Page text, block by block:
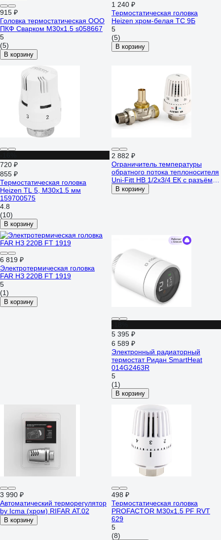
915 ₽
Головка термостатическая ООО
ПКФ Сварком М30x1.5 s058667
5
(5)
В корзину
1 240 ₽
Термостатическая головка
Heizen хром-белая TC 9Б
5
(5)
В корзину
720 ₽
855 ₽
Термостатическая головка
Heizen TL 5, M30x1.5 мм
159700575
4.8
(10)
В корзину
2 882 ₽
Ограничитель температуры
обратного потока теплоносителя
Uni-Fitt НВ 1/2x3/4 ЕК с разъём.
соедин.,никел 467N0151
В корзину
6 819 ₽
Электротермическая головка
FAR НЗ 220В FT 1919
5
(1)
В корзину
5 395 ₽
6 589 ₽
Электронный радиаторный
термостат Ридан SmartHeat
014G2463R
5
(1)
В корзину
3 990 ₽
Автоматический терморегулятор
by Icma (хром) RIFAR AT.02
В корзину
498 ₽
Термостатическая головка
PROFACTOR М30x1.5 PF RVT
629
5
(8)